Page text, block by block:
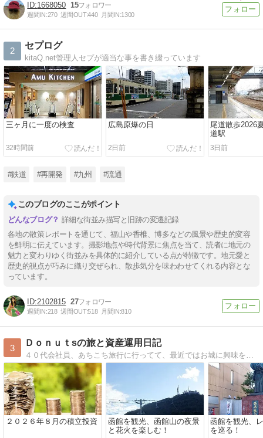
1668050 15
週間IN:270 週間OUT:440 月間IN:1300
2
セプログ
kitaQ.net管理人セプが適当な事を書き綴っています
三ヶ月に一度の検査
32時間前
広島原爆の日
2日前
尾道散歩2026
道駅
3日前
#鉄道 #再開発 #九州 #流通
このブログのここがポイント
詳細な街並み描写と旧跡の変遷記録
各地の散策レポートを通じて、福山や香椎、博多などの風景や歴史的変容
を鮮明に伝えています。撮影地点や時代背景に焦点を当て、読者に地元の
魅力と変わりゆく街並みを具体的に紹介している点が特徴です。地元愛と
歴史的視点が巧みに織り交ぜられ、散歩気分を味わわせてくれる内容とな
っています。
2102815 27
週間IN:218 週間OUT:518 月間IN:810
3
Ｄｏｎｕｔsの旅と資産運用日記
２０２６年８月の積立投資
函館を観光、函館山の夜景
と花火を楽しむ！
函館を観光、
を巡る！